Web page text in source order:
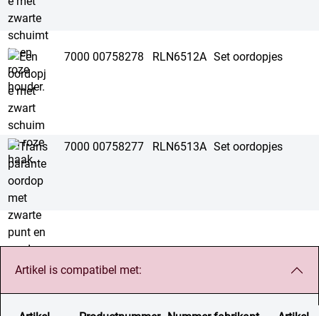
7000 00758278 RLN6512A Set oordopjes
7000 00758277 RLN6513A Set oordopjes
Artikel is compatibel met: